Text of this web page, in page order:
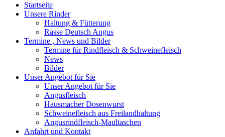
Startseite
Unsere Rinder
Haltung & Fütterung
Rasse Deutsch Angus
Termine , News und Bilder
Termine für Rindfleisch & Schweinefleisch
News
Bilder
Unser Angebot für Sie
Unser Angebot für Sie
Angusfleisch
Hausmacher Dosenwurst
Schweinefleisch aus Freilandhaltung
Angusrindfleisch-Maultaschen
Anfahrt und Kontakt